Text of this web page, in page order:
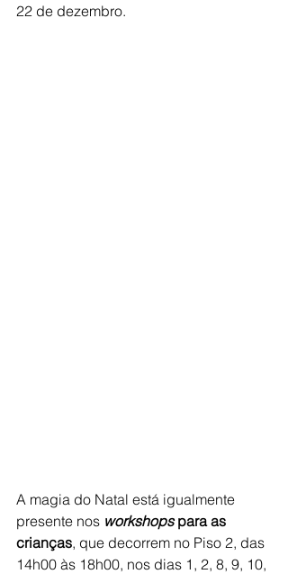
22 de dezembro.
A magia do Natal está igualmente
presente nos workshops para as
crianças, que decorrem no Piso 2, das
14h00 às 18h00, nos dias 1, 2, 8, 9, 10,